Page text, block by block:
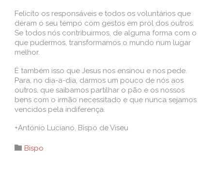
Felicito os responsáveis e todos os voluntários que
deram o seu tempo com gestos em prol dos outros.
Se todos nós contribuirmos, de alguma forma com o
que pudermos, transformamos o mundo num lugar
melhor.
É também isso que Jesus nos ensinou e nos pede.
Para, no dia-a-dia, darmos um pouco de nós aos
outros, que saibamos partilhar o pão e os nossos
bens com o irmão necessitado e que nunca sejamos
vencidos pela indiferença.
+António Luciano, Bispo de Viseu
 Category
Bispo